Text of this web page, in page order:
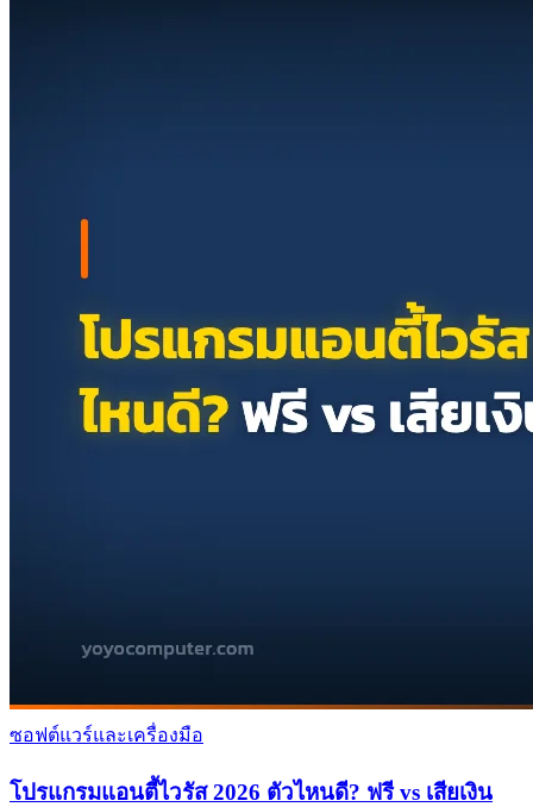
ซอฟต์แวร์และเครื่องมือ
โปรแกรมแอนตี้ไวรัส 2026 ตัวไหนดี? ฟรี vs เสียเงิน